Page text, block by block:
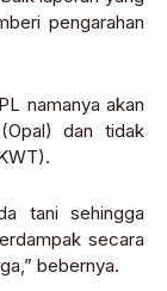
pengarahan
namanya akan
dan tidak
tani sehingga
secara
bebernya.